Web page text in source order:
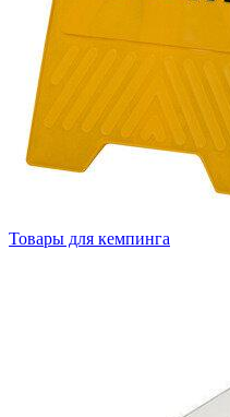
Товары для кемпинга